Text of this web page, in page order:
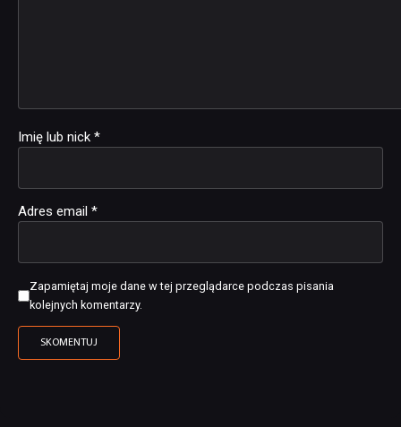
Imię lub nick *
Adres email *
Zapamiętaj moje dane w tej przeglądarce podczas pisania
kolejnych komentarzy.